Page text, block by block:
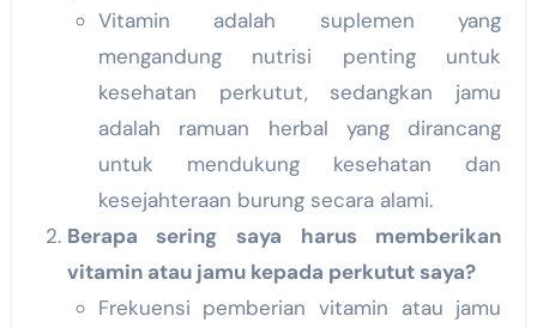
Vitamin adalah suplemen yang
mengandung nutrisi penting untuk
kesehatan perkutut, sedangkan jamu
adalah ramuan herbal yang dirancang
untuk mendukung kesehatan dan
kesejahteraan burung secara alami.
Berapa sering saya harus memberikan
vitamin atau jamu kepada perkutut saya?
Frekuensi pemberian vitamin atau jamu